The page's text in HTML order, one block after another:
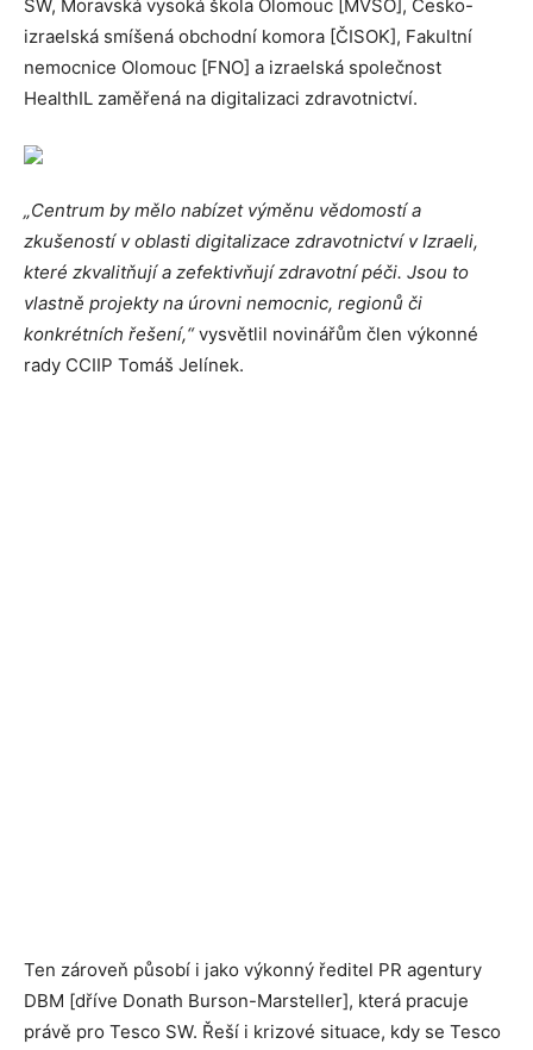
SW, Moravská vysoká škola Olomouc [MVŠO], Česko-
izraelská smíšená obchodní komora [ČISOK], Fakultní
nemocnice Olomouc [FNO] a izraelská společnost
HealthIL zaměřená na digitalizaci zdravotnictví.
„Centrum by mělo nabízet výměnu vědomostí a
zkušeností v oblasti digitalizace zdravotnictví v Izraeli,
které zkvalitňují a zefektivňují zdravotní péči. Jsou to
vlastně projekty na úrovni nemocnic, regionů či
konkrétních řešení,“vysvětlil novinářům člen výkonné
rady CCIIP Tomáš Jelínek.
Ten zároveň působí i jako výkonný ředitel PR agentury
DBM [dříve Donath Burson-Marsteller], která pracuje
právě pro Tesco SW. Řeší i krizové situace, kdy se Tesco